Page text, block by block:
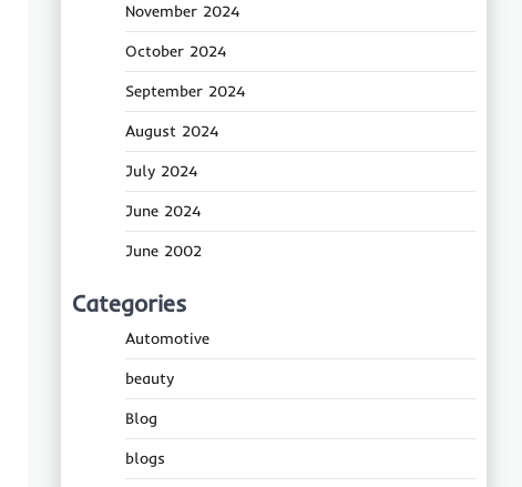
November 2024
October 2024
September 2024
August 2024
July 2024
June 2024
June 2002
Categories
Automotive
beauty
Blog
blogs